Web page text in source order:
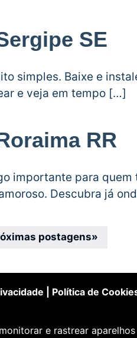
SE
simples. Baixe e
e veja em tempo […]
RR
importante para
Descubra já
postagens»
Política de
e rastrear